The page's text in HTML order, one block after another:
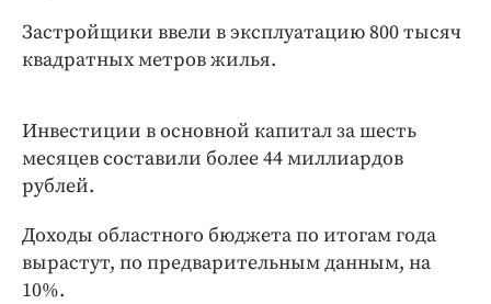
Застройщики ввели в эксплуатацию 800 тысяч
квадратных метров жилья.
Инвестиции в основной капитал за шесть
месяцев составили более 44 миллиардов
рублей.
Доходы областного бюджета по итогам года
вырастут, по предварительным данным, на
10%.